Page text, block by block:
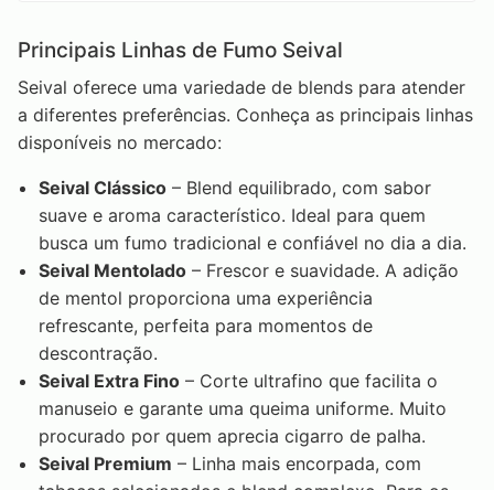
Principais Linhas de Fumo Seival
Seival oferece uma variedade de blends para atender
a diferentes preferências. Conheça as principais linhas
disponíveis no mercado:
Seival Clássico – Blend equilibrado, com sabor
suave e aroma característico. Ideal para quem
busca um fumo tradicional e confiável no dia a dia.
Seival Mentolado – Frescor e suavidade. A adição
de mentol proporciona uma experiência
refrescante, perfeita para momentos de
descontração.
Seival Extra Fino – Corte ultrafino que facilita o
manuseio e garante uma queima uniforme. Muito
procurado por quem aprecia cigarro de palha.
Seival Premium – Linha mais encorpada, com